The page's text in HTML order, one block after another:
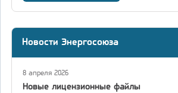
Новости Энергосоюза
8 апреля 2026
Новые лицензионные файлы